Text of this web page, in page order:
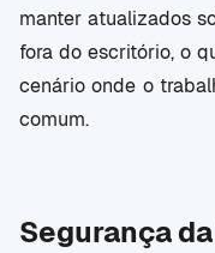
manter atualizados
fora do escritório, o
cenário onde o
comum.
Segurança